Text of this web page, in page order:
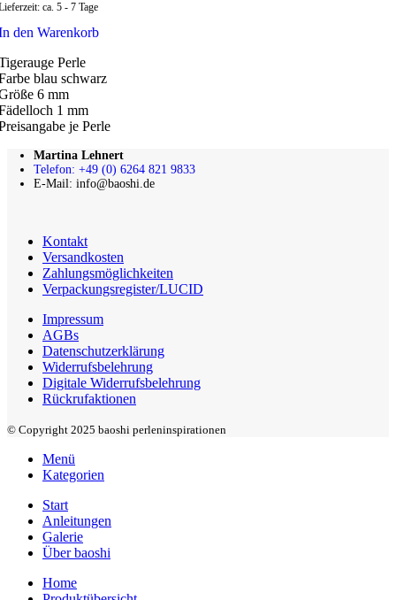
ca. 5 - 7 Tage
den Warenkorb
Perle
blau schwarz
6 mm
1 mm
je Perle
Martina Lehnert
Telefon: +49 (0) 6264 821 9833
E-Mail: info@baoshi.de
Kontakt
Versandkosten
Zahlungsmöglichkeiten
Verpackungsregister/LUCID
Impressum
AGBs
Datenschutzerklärung
Widerrufsbelehrung
Digitale Widerrufsbelehrung
Rückrufaktionen
© Copyright 2025 baoshi perleninspirationen
Menü
Kategorien
Start
Anleitungen
Galerie
Über baoshi
Home